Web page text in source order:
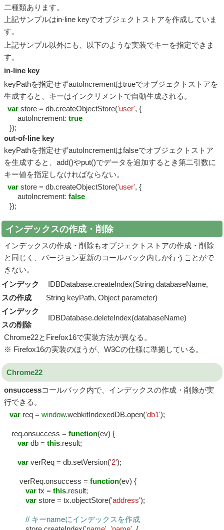
二種類あります。
上記サンプルはin-line keyでオブジェクトストアを作成していま
す。
上記サンプル以外にも、以下のような実装でキーを指定できま
す。
in-line key
keyPathを指定せずautoIncrementはtrueでオブジェクトストアを
生成すると、キーはインクリメントで自動生成される。
var store = db.createObjectStore('user', {
autoIncrement: true
});
out-of-line key
keyPathを指定せずautoIncrementはfalseでオブジェクトストア
を生成すると、add()やput()でデータを追加するとき第二引数に
キー値を指定しなければならない。
var store = db.createObjectStore('user', {
autoIncrement: false
});
インデックスの作成・削除
インデックスの作成・削除もオブジェクトストアの作成・削除
と同じく、バージョン更新のコールバック内しか行うことがで
きない。
インデック
スの作成
IDBDatabase.createIndex(String databaseName,
String keyPath, Object parameter)
インデック
スの削除
IDBDatabase.deleteIndex(databaseName)
Chrome22とFirefox16で実装方法が異なる。
※ Firefox16の実装のほうが、W3Cの仕様に準拠している。
Chrome22
onsuccessコールバック内で、インデックスの作成・削除が実
行できる。
var req = window.webkitIndexedDB.open('db1');
req.onsuccess = function(ev) {
var db = this.result;
var verReq = db.setVersion('2');
verReq.onsuccess = function(ev) {
var tx = this.result;
var store = tx.objectStore('address');
// キーnameにインデックスを作成